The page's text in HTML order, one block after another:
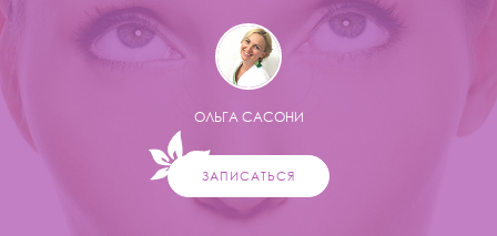
ОЛЬГА САСОНИ
ЗАПИСАТЬСЯ